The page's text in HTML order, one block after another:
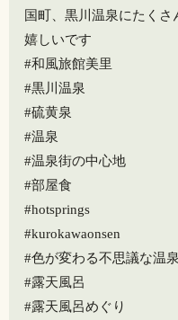
国町、黒川温泉にたく
嬉しいです
#和風旅館美里
#黒川温泉
#硫黄泉
#温泉
#温泉街の中心地
#部屋食
#hotsprings
#kurokawaonsen
#色が変わる不思議な温泉
#露天風呂
#露天風呂めぐり